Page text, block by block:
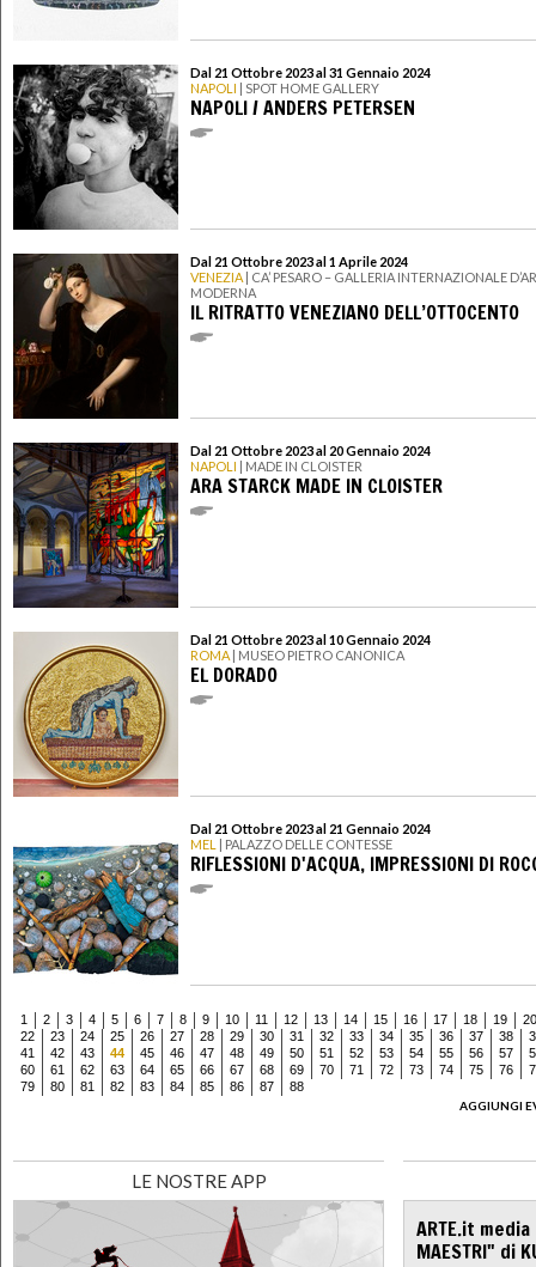
Dal 21 Ottobre 2023 al 31 Gennaio 2024
NAPOLI | SPOT HOME GALLERY
NAPOLI / ANDERS PETERSEN
Dal 21 Ottobre 2023 al 1 Aprile 2024
VENEZIA | CA’ PESARO – GALLERIA INTERNAZIONALE
MODERNA
IL RITRATTO VENEZIANO DELL’OTTOCENTO
Dal 21 Ottobre 2023 al 20 Gennaio 2024
NAPOLI | MADE IN CLOISTER
ARA STARCK MADE IN CLOISTER
Dal 21 Ottobre 2023 al 10 Gennaio 2024
ROMA | MUSEO PIETRO CANONICA
EL DORADO
Dal 21 Ottobre 2023 al 21 Gennaio 2024
MEL | PALAZZO DELLE CONTESSE
RIFLESSIONI D'ACQUA, IMPRESSIONI DI
1 2 3 4 5 6 7 8 9 10 11 12 13 14 15 16 17 18 19
20
22
23 24 25 26 27 28 29 30 31 32 33 34 35 36 37 38
41
42 43 44 45 46 47 48 49 50 51 52 53 54 55 56 57
60
61 62 63 64 65 66 67 68 69 70 71 72 73 74 75 76
79
80 81 82 83 84 85 86 87
88
AGGIUNGI
LE NOSTRE APP
ARTE.it
MAESTRI" di